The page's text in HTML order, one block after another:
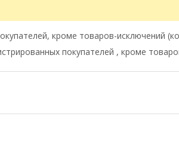
кроме товаров-исключений
покупателей , кроме